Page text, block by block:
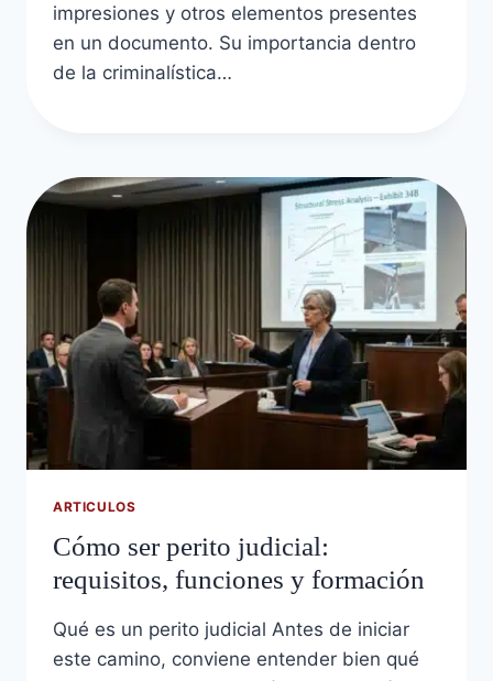
impresiones y otros elementos presentes
en un documento. Su importancia dentro
de la criminalística…
ARTICULOS
Cómo ser perito judicial:
requisitos, funciones y formación
Qué es un perito judicial Antes de iniciar
este camino, conviene entender bien qué